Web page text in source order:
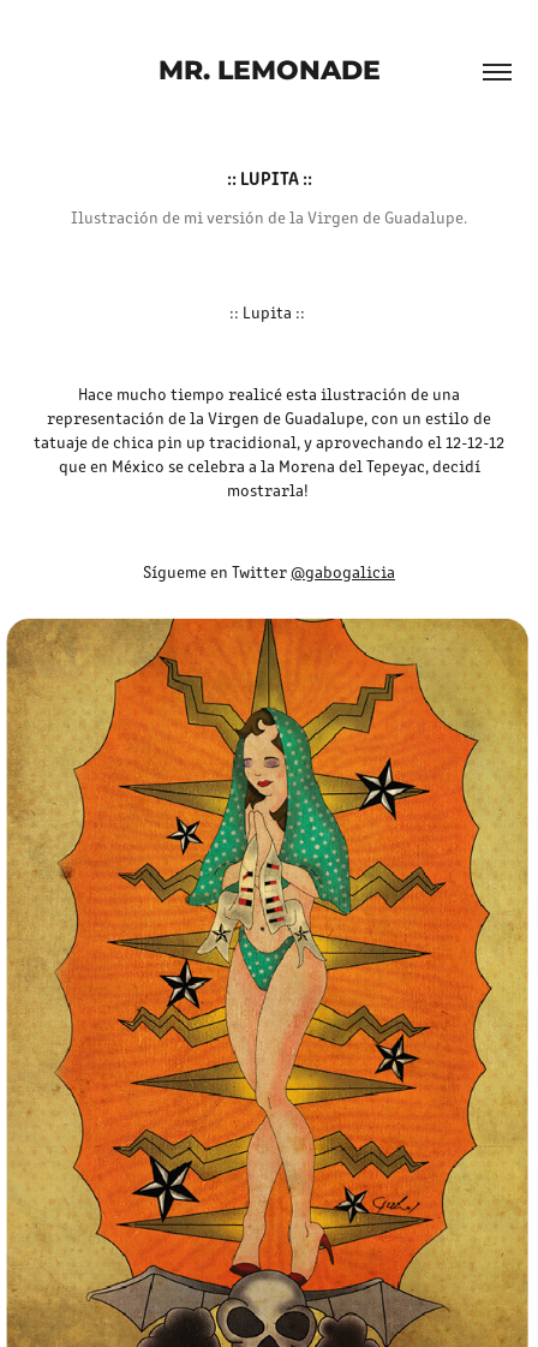
MR. LEMONADE
:: LUPITA ::
Ilustración de mi versión de la Virgen de Guadalupe.
:: Lupita ::
Hace mucho tiempo realicé esta ilustración de una
representación de la Virgen de Guadalupe, con un estilo de
tatuaje de chica pin up tracidional, y aprovechando el 12-12-12
que en México se celebra a la Morena del Tepeyac, decidí
mostrarla!
Sígueme en Twitter@gabogalicia